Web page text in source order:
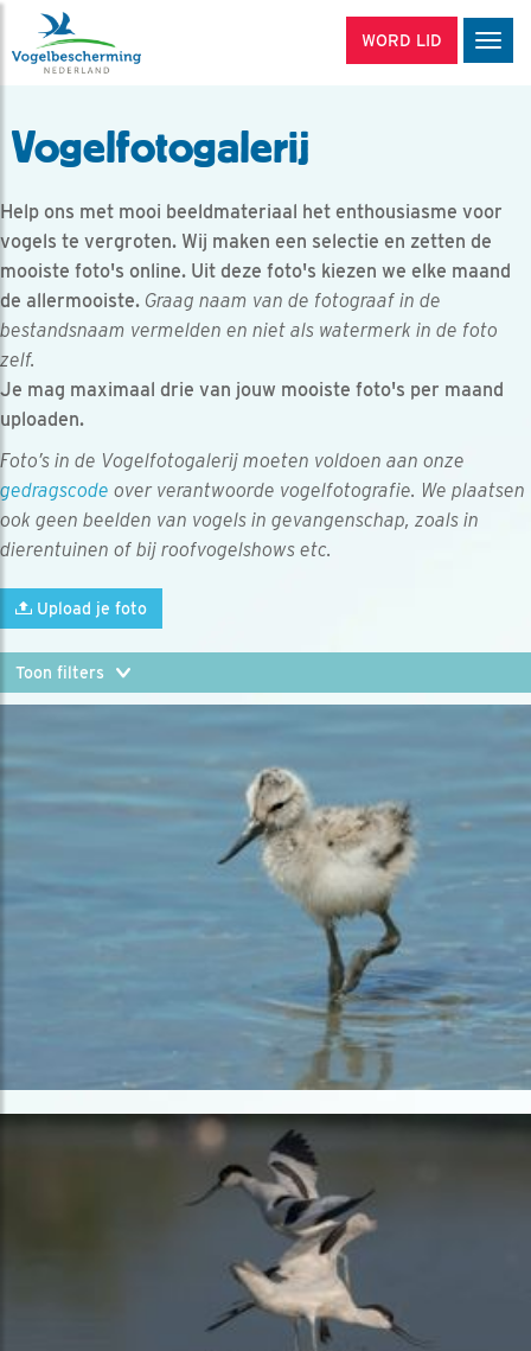
WORD LID
Vogelfotogalerij
Help ons met mooi beeldmateriaal het enthousiasme voor
vogels te vergroten. Wij maken een selectie en zetten de
mooiste foto's online. Uit deze foto's kiezen we elke maand
de allermooiste. Graag naam van de fotograaf in de
bestandsnaam vermelden en niet als watermerk in de foto
zelf.
Je mag maximaal drie van jouw mooiste foto's per maand
uploaden.
Foto’s in de Vogelfotogalerij moeten voldoen aan onze
gedragscode over verantwoorde vogelfotografie. We plaatsen
ook geen beelden van vogels in gevangenschap, zoals in
dierentuinen of bij roofvogelshows etc.
Upload je foto